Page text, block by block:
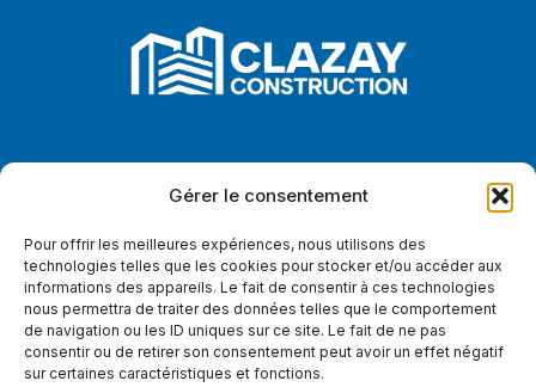
Gérer le consentement
Pour offrir les meilleures expériences, nous utilisons des
technologies telles que les cookies pour stocker et/ou accéder aux
informations des appareils. Le fait de consentir à ces technologies
nous permettra de traiter des données telles que le comportement
de navigation ou les ID uniques sur ce site. Le fait de ne pas
consentir ou de retirer son consentement peut avoir un effet négatif
sur certaines caractéristiques et fonctions.
Le savoir-faire béton au service de
durables.